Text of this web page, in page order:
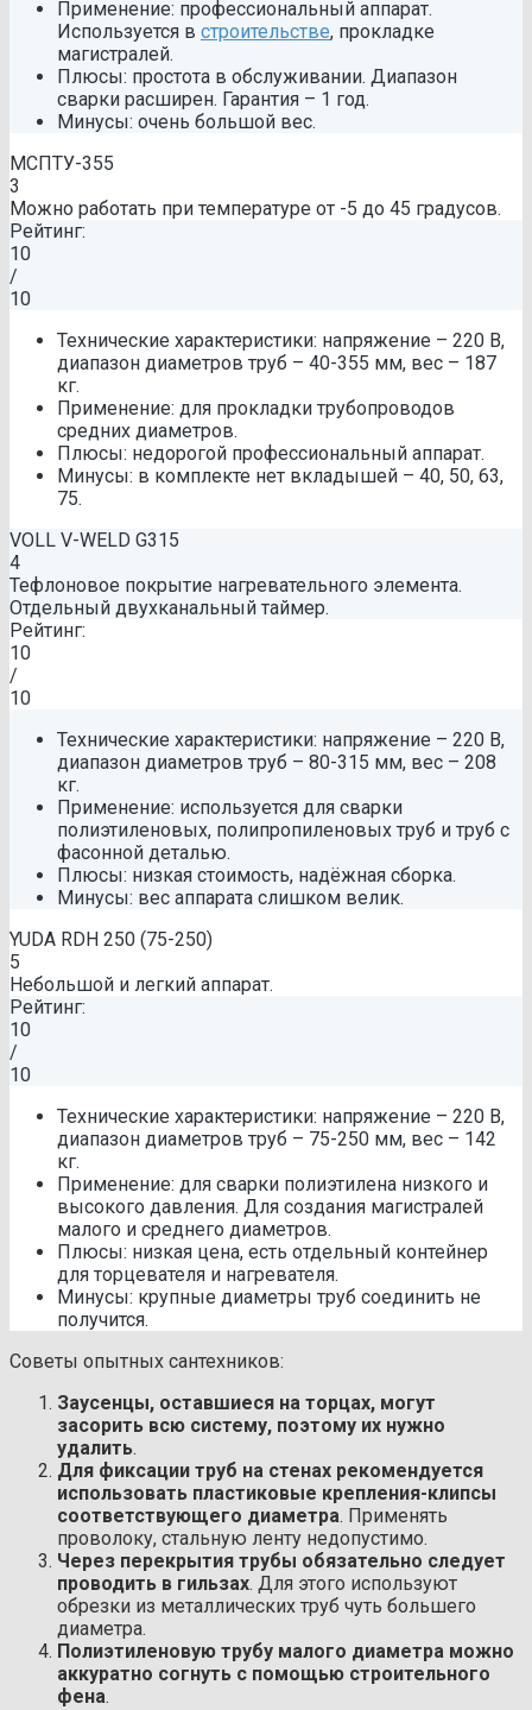
Применение: профессиональный аппарат.
Используется в строительстве, прокладке
магистралей.
Плюсы: простота в обслуживании. Диапазон
сварки расширен. Гарантия – 1 год.
Минусы: очень большой вес.
МСПТУ-355
3
Можно работать при температуре от -5 до 45 градусов.
Рейтинг:
10
/
10
Технические характеристики: напряжение – 220 В,
диапазон диаметров труб – 40-355 мм, вес – 187
кг.
Применение: для прокладки трубопроводов
средних диаметров.
Плюсы: недорогой профессиональный аппарат.
Минусы: в комплекте нет вкладышей – 40, 50, 63,
75.
VOLL V-WELD G315
4
Тефлоновое покрытие нагревательного элемента.
Отдельный двухканальный таймер.
Рейтинг:
10
/
10
Технические характеристики: напряжение – 220 В,
диапазон диаметров труб – 80-315 мм, вес – 208
кг.
Применение: используется для сварки
полиэтиленовых, полипропиленовых труб и труб с
фасонной деталью.
Плюсы: низкая стоимость, надёжная сборка.
Минусы: вес аппарата слишком велик.
YUDA RDH 250 (75-250)
5
Небольшой и легкий аппарат.
Рейтинг:
10
/
10
Технические характеристики: напряжение – 220 В,
диапазон диаметров труб – 75-250 мм, вес – 142
кг.
Применение: для сварки полиэтилена низкого и
высокого давления. Для создания магистралей
малого и среднего диаметров.
Плюсы: низкая цена, есть отдельный контейнер
для торцевателя и нагревателя.
Минусы: крупные диаметры труб соединить не
получится.
Советы опытных сантехников:
Заусенцы, оставшиеся на торцах, могут
засорить всю систему, поэтому их нужно
удалить.
Для фиксации труб на стенах рекомендуется
использовать пластиковые крепления-клипсы
соответствующего диаметра. Применять
проволоку, стальную ленту недопустимо.
Через перекрытия трубы обязательно следует
проводить в гильзах. Для этого используют
обрезки из металлических труб чуть большего
диаметра.
Полиэтиленовую трубу малого диаметра можно
аккуратно согнуть с помощью строительного
фена.